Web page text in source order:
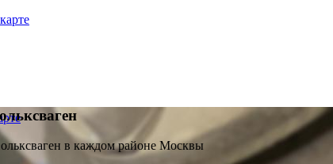
в каждом районе Москвы